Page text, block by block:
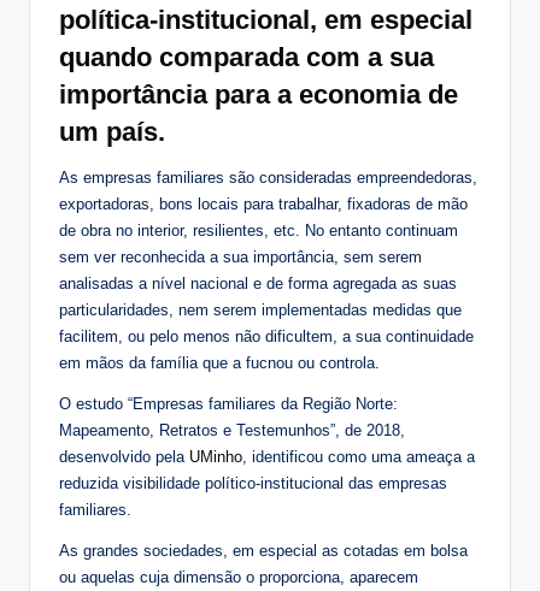
política-institucional, em especial
quando comparada com a sua
importância para a economia de
um país.
As empresas familiares são consideradas empreendedoras,
exportadoras, bons locais para trabalhar, fixadoras de mão
de obra no interior, resilientes, etc. No entanto continuam
sem ver reconhecida a sua importância, sem serem
analisadas a nível nacional e de forma agregada as suas
particularidades, nem serem implementadas medidas que
facilitem, ou pelo menos não dificultem, a sua continuidade
em mãos da família que a fucnou ou controla.
O estudo “Empresas familiares da Região Norte:
Mapeamento, Retratos e Testemunhos”, de 2018,
desenvolvido pela UMinho, identificou como uma ameaça a
reduzida visibilidade político-institucional das empresas
familiares.
As grandes sociedades, em especial as cotadas em bolsa
ou aquelas cuja dimensão o proporciona, aparecem